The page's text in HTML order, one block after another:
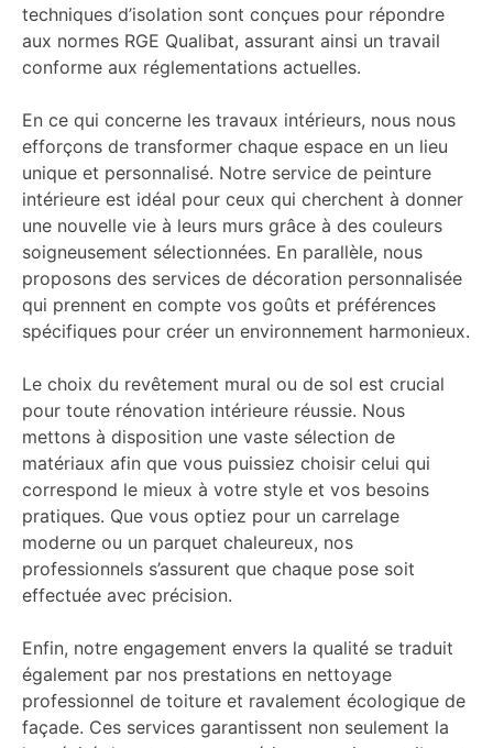
techniques d’isolation sont conçues pour répondre
aux normes RGE Qualibat, assurant ainsi un travail
conforme aux réglementations actuelles.
En ce qui concerne les travaux intérieurs, nous nous
efforçons de transformer chaque espace en un lieu
unique et personnalisé. Notre service de peinture
intérieure est idéal pour ceux qui cherchent à donner
une nouvelle vie à leurs murs grâce à des couleurs
soigneusement sélectionnées. En parallèle, nous
proposons des services de décoration personnalisée
qui prennent en compte vos goûts et préférences
spécifiques pour créer un environnement harmonieux.
Le choix du revêtement mural ou de sol est crucial
pour toute rénovation intérieure réussie. Nous
mettons à disposition une vaste sélection de
matériaux afin que vous puissiez choisir celui qui
correspond le mieux à votre style et vos besoins
pratiques. Que vous optiez pour un carrelage
moderne ou un parquet chaleureux, nos
professionnels s’assurent que chaque pose soit
effectuée avec précision.
Enfin, notre engagement envers la qualité se traduit
également par nos prestations en nettoyage
professionnel de toiture et ravalement écologique de
façade. Ces services garantissent non seulement la